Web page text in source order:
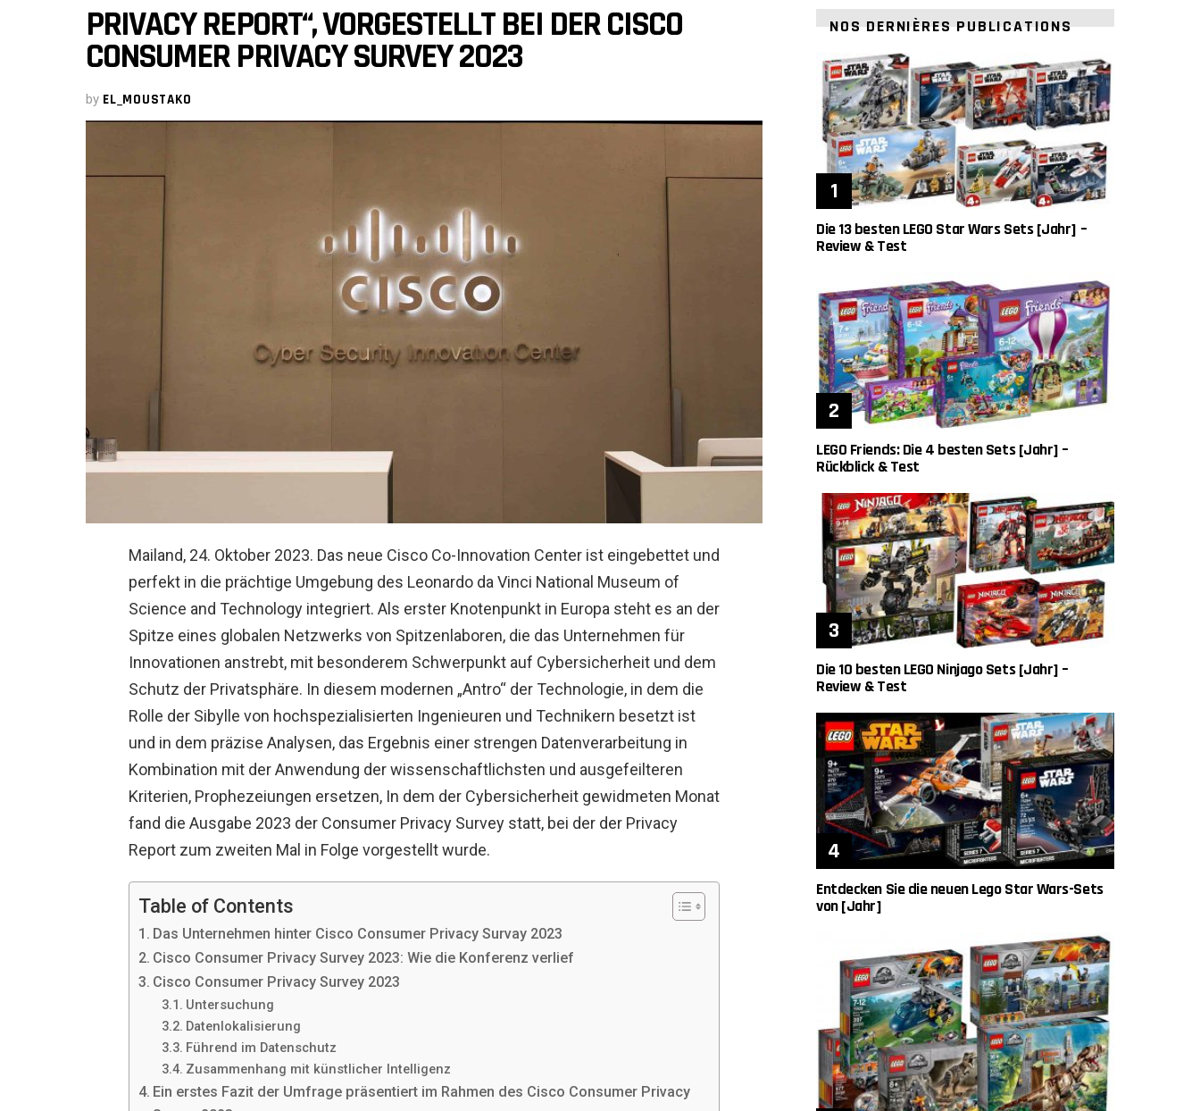
PRIVACY REPORT“, VORGESTELLT BEI DER CISCO
CONSUMER PRIVACY SURVEY 2023
by EL_MOUSTAKO
Mailand, 24. Oktober 2023. Das neue Cisco Co-Innovation Center ist eingebettet und
perfekt in die prächtige Umgebung des Leonardo da Vinci National Museum of
Science and Technology integriert. Als erster Knotenpunkt in Europa steht es an der
Spitze eines globalen Netzwerks von Spitzenlaboren, die das Unternehmen für
Innovationen anstrebt, mit besonderem Schwerpunkt auf Cybersicherheit und dem
Schutz der Privatsphäre. In diesem modernen „Antro“ der Technologie, in dem die
Rolle der Sibylle von hochspezialisierten Ingenieuren und Technikern besetzt ist
und in dem präzise Analysen, das Ergebnis einer strengen Datenverarbeitung in
Kombination mit der Anwendung der wissenschaftlichsten und ausgefeilteren
Kriterien, Prophezeiungen ersetzen, In dem der Cybersicherheit gewidmeten Monat
fand die Ausgabe 2023 der Consumer Privacy Survey statt, bei der der Privacy
Report zum zweiten Mal in Folge vorgestellt wurde.
Table of Contents
Das Unternehmen hinter Cisco Consumer Privacy Survay 2023
Cisco Consumer Privacy Survey 2023: Wie die Konferenz verlief
Cisco Consumer Privacy Survey 2023
Untersuchung
Datenlokalisierung
Führend im Datenschutz
Zusammenhang mit künstlicher Intelligenz
Ein erstes Fazit der Umfrage präsentiert im Rahmen des Cisco Consumer Privacy
NOS DERNIÈRES PUBLICATIONS
Die 13 besten LEGO Star Wars Sets [Jahr] –
Review & Test
LEGO Friends: Die 4 besten Sets [Jahr] –
Rückblick & Test
Die 10 besten LEGO Ninjago Sets [Jahr] –
Review & Test
Entdecken Sie die neuen Lego Star Wars-Sets
von [Jahr]